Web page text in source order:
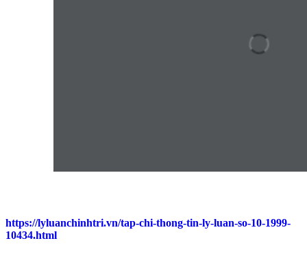
https://lyluanchinhtri.vn/tap-chi-thong-tin-ly-luan-so-10-1999-
10434.html